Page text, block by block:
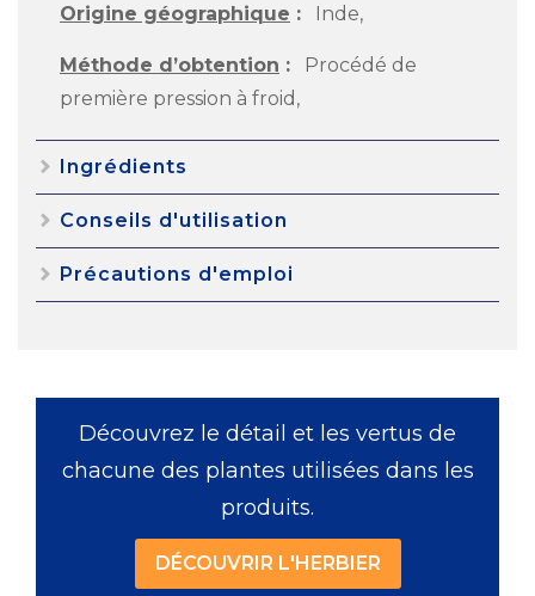
Origine géographique : Inde,
Méthode d’obtention :
Procédé de
première pression à froid,
Ingrédients
Conseils d'utilisation
Précautions d'emploi
Découvrez le détail et les vertus de
chacune des plantes utilisées dans les
produits.
DÉCOUVRIR L'HERBIER